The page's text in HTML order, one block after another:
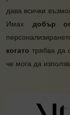
дава всички
Имах добър
когато трябва да
че мога да